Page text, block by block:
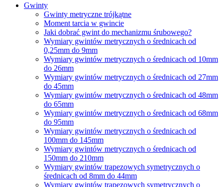
Gwinty
Gwinty metryczne trójkątne
Moment tarcia w gwincie
Jaki dobrać gwint do mechanizmu śrubowego?
Wymiary gwintów metrycznych o średnicach od
0,25mm do 9mm
Wymiary gwintów metrycznych o średnicach od 10mm
do 26mm
Wymiary gwintów metrycznych o średnicach od 27mm
do 45mm
Wymiary gwintów metrycznych o średnicach od 48mm
do 65mm
Wymiary gwintów metrycznych o średnicach od 68mm
do 95mm
Wymiary gwintów metrycznych o średnicach od
100mm do 145mm
Wymiary gwintów metrycznych o średnicach od
150mm do 210mm
Wymiary gwintów trapezowych symetrycznych o
średnicach od 8mm do 44mm
Wymiary gwintów trapezowych symetrycznych o